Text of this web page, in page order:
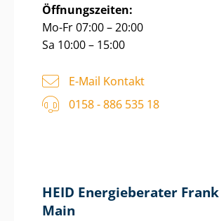
Öffnungszeiten:
Mo-Fr 07:00 – 20:00
Sa 10:00 – 15:00
E-Mail Kontakt
0158 - 886 535 18
HEID Energieberater
Main